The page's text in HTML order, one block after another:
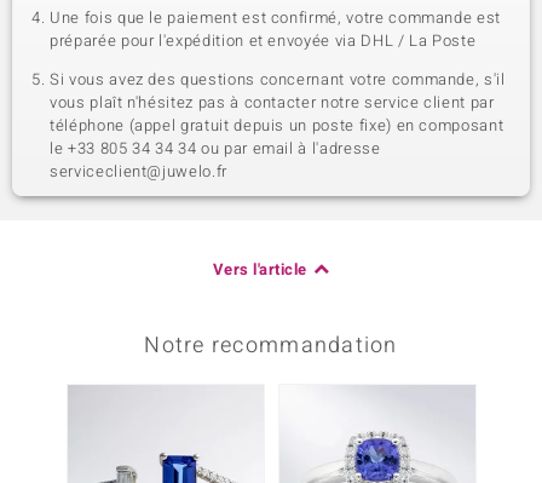
Une fois que le paiement est confirmé, votre commande est
préparée pour l'expédition et envoyée via DHL / La Poste
Si vous avez des questions concernant votre commande, s'il
vous plaît n'hésitez pas à contacter notre service client par
téléphone (appel gratuit depuis un poste fixe) en composant
le +33 805 34 34 34 ou par email à l'adresse
serviceclient@juwelo.fr
Vers l'article
Notre recommandation